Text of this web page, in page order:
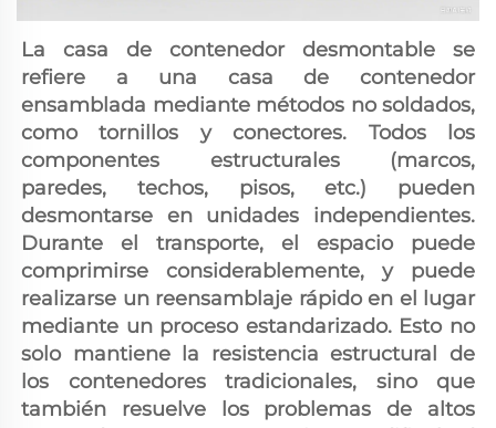
La casa de contenedor desmontable se
refiere a una casa de contenedor
ensamblada mediante métodos no soldados,
como tornillos y conectores. Todos los
componentes estructurales (marcos,
paredes, techos, pisos, etc.) pueden
desmontarse en unidades independientes.
Durante el transporte, el espacio puede
comprimirse considerablemente, y puede
realizarse un reensamblaje rápido en el lugar
mediante un proceso estandarizado. Esto no
solo mantiene la resistencia estructural de
los contenedores tradicionales, sino que
también resuelve los problemas de altos